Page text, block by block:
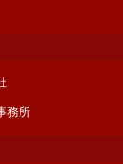
務所